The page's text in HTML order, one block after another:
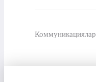
Коммуникациялар